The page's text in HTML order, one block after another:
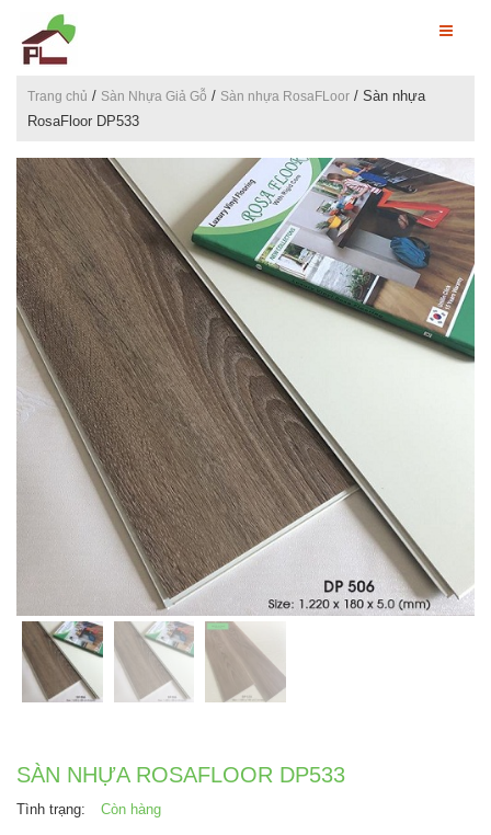
Trang chủ / Sàn Nhựa Giả Gỗ / Sàn nhựa RosaFLoor / Sàn nhựa
RosaFloor DP533
SÀN NHỰA ROSAFLOOR DP533
Tình trạng: Còn hàng